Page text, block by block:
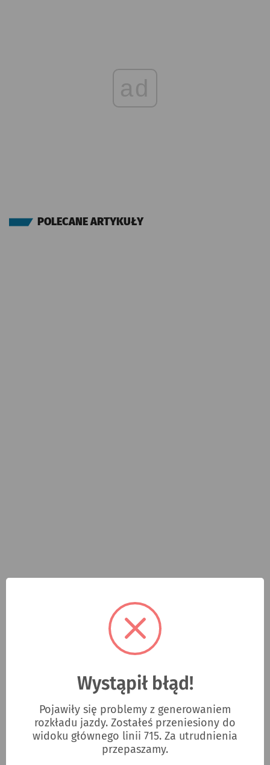
ad
POLECANE ARTYKUŁY
Wystąpił błąd!
Pojawiły się problemy z generowaniem
rozkładu jazdy. Zostałeś przeniesiony do
widoku głównego linii 715. Za utrudnienia
przepaszamy.